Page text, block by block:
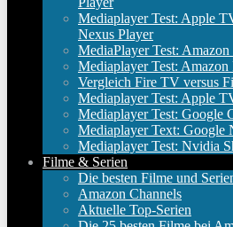
Mediaplayer Test: Apple
Nexus Player
MediaPlayer Test:
Mediaplayer Test:
Vergleich Fire TV versus
Mediaplayer Test: Apple
Mediaplayer Test: Google
Mediaplayer Text: Google
Mediaplayer Test: Nvidia
Filme & Serien
Die besten Filme und
Amazon Channels
Aktuelle Top-Serien